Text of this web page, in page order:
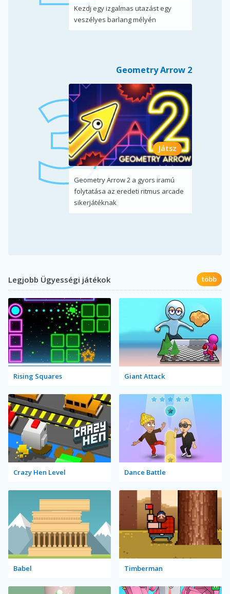
Kezdj egy izgalmas utazást egy
veszélyes barlang mélyén
Geometry Arrow 2
Játsz
Geometry Arrow 2 a gyors iramú
folytatása az eredeti ritmus arcade
sikerjátéknak
Legjobb Ügyességi játékok több
Rising Squares Giant Attack
Crazy Hen Level Dance Battle
Babel Timberman